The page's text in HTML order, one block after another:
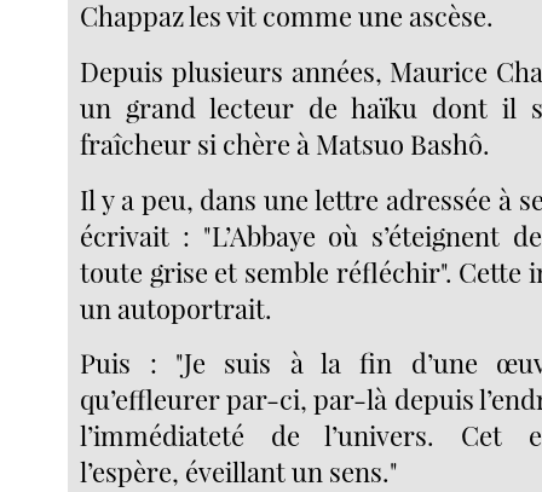
Chappaz les vit comme une ascèse.
Depuis plusieurs années, Maurice
un grand lecteur de haïku dont il
fraîcheur si chère à Matsuo Bashô.
Il y a peu, dans une lettre adressée à
écrivait : "L’Abbaye où s’éteignent
toute grise et semble réfléchir". Cette
un autoportrait.
Puis : "Je suis à la fin d’une
qu’effleurer par-ci, par-là depuis
l’immédiateté de l’univers. Cet
l’espère, éveillant un sens."